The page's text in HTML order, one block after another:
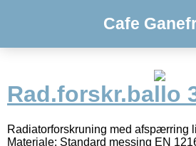
Cafe
Rad.forskr.ballo
Radiatorforskruning med afspærring
Materiale: Standard messing EN